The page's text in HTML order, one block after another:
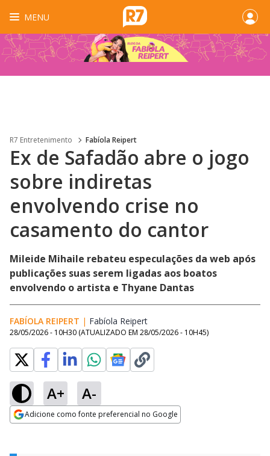
MENU
R7 Entretenimento Fabíola Reipert
Ex de Safadão abre o jogo
sobre indiretas
envolvendo crise no
casamento do cantor
Mileide Mihaile rebateu especulações da web após
publicações suas serem ligadas aos boatos
envolvendo o artista e Thyane Dantas
FABÍOLA REIPERT | Fabíola Reipert
28/05/2026 - 10H30 (ATUALIZADO EM 28/05/2026 - 10H45)
A+ A-
Adicione como fonte preferencial no Google